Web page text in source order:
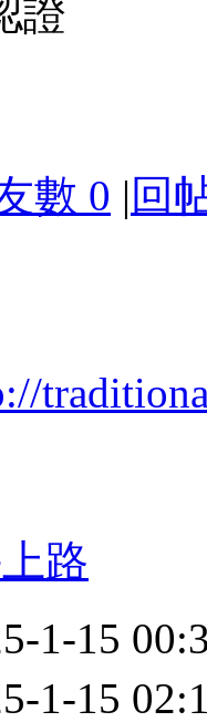
證
數 0 | 回
路
1-15
1-15